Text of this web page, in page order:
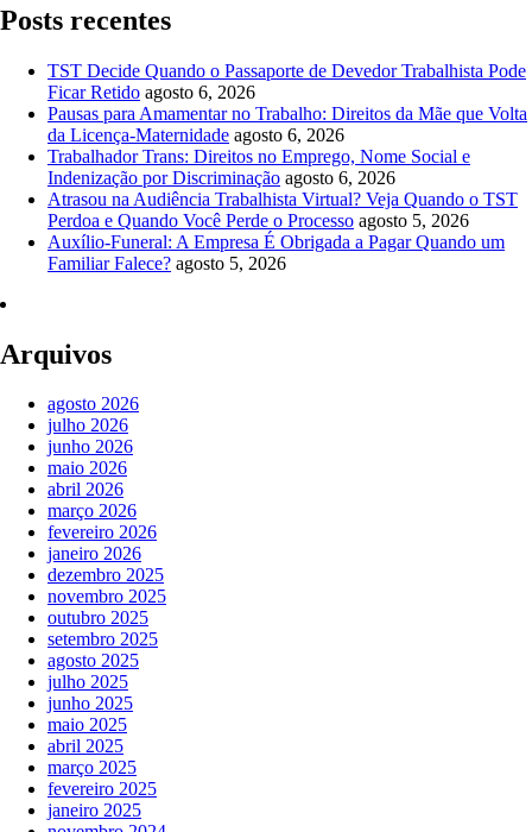
Posts recentes
TST Decide Quando o Passaporte de Devedor Trabalhista Pode
Ficar Retido agosto 6, 2026
Pausas para Amamentar no Trabalho: Direitos da Mãe que Volta
da Licença-Maternidade agosto 6, 2026
Trabalhador Trans: Direitos no Emprego, Nome Social e
Indenização por Discriminação agosto 6, 2026
Atrasou na Audiência Trabalhista Virtual? Veja Quando o TST
Perdoa e Quando Você Perde o Processo agosto 5, 2026
Auxílio-Funeral: A Empresa É Obrigada a Pagar Quando um
Familiar Falece? agosto 5, 2026
Arquivos
agosto 2026
julho 2026
junho 2026
maio 2026
abril 2026
março 2026
fevereiro 2026
janeiro 2026
dezembro 2025
novembro 2025
outubro 2025
setembro 2025
agosto 2025
julho 2025
junho 2025
maio 2025
abril 2025
março 2025
fevereiro 2025
janeiro 2025